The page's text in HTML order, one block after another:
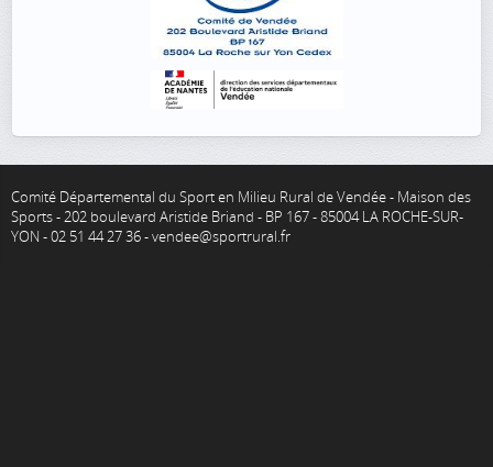
Comité Départemental du Sport en Milieu Rural de Vendée - Maison des
Sports - 202 boulevard Aristide Briand - BP 167 - 85004 LA ROCHE-SUR-
YON - 02 51 44 27 36 - vendee@sportrural.fr